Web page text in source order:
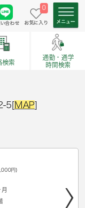
合わせ
0
お気に入り
検索
通勤・通学
時間検索
5[MAP]
円)